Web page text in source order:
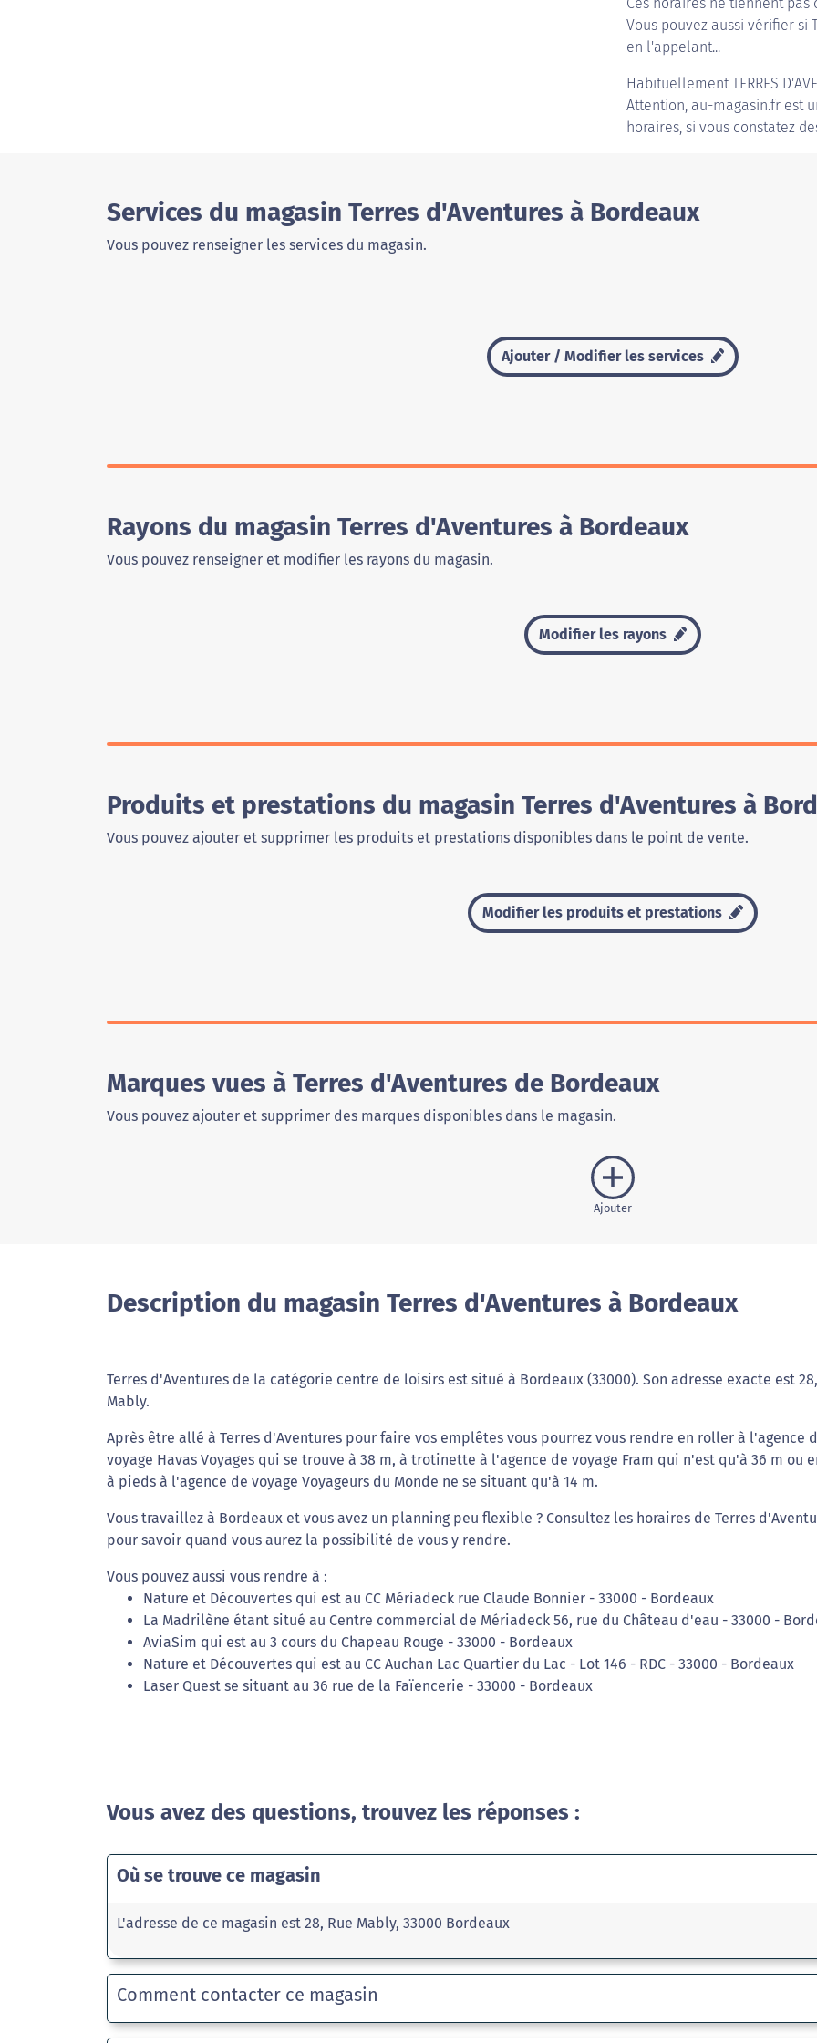
Vous pouvez aussi vérifier si
en l'appelant...
HabituellementTERRES
Attention, au-magasin.fr est
horaires, si vous constatez
Services du magasin Terres d'Aventures à Bordeaux
Vous pouvez renseigner les services du magasin.
Ajouter / Modifier les services
Rayons du magasin Terres d'Aventures à Bordeaux
Vous pouvez renseigner et modifier les rayons du magasin.
Modifier les rayons
Produits et prestations du magasin Terres d'Aventures à
Vous pouvez ajouter et supprimer les produits et prestations disponibles dans le point de vente.
Modifier les produits et prestations
Marques vues à Terres d'Aventures de Bordeaux
Vous pouvez ajouter et supprimer des marques disponibles dans le magasin.
Ajouter
Description du magasin Terres d'Aventures à Bordeaux
Terres d'Aventures de la catégorie centre de loisirs est situé à Bordeaux (33000). Son adresse exacte est
Mably.
Après être allé à Terres d'Aventures pour faire vos emplêtes vous pourrez vous rendre en roller à l'agence
voyage Havas Voyages qui se trouve à 38 m, à trotinette à l'agence de voyage Fram qui n'est qu'à 36 m ou
à pieds à l'agence de voyage Voyageurs du Monde ne se situant qu'à 14 m.
Vous travaillez à Bordeaux et vous avez un planning peu flexible ? Consultez les horaires de Terres
pour savoir quand vous aurez la possibilité de vous y rendre.
Vous pouvez aussi vous rendre à :
Nature et Découvertes qui est au CC Mériadeck rue Claude Bonnier - 33000 - Bordeaux
La Madrilène étant situé au Centre commercial de Mériadeck 56, rue du Château d'eau - 33000 -
AviaSim qui est au 3 cours du Chapeau Rouge - 33000 - Bordeaux
Nature et Découvertes qui est au CC Auchan Lac Quartier du Lac - Lot 146 - RDC - 33000 - Bordeaux
Laser Quest se situant au 36 rue de la Faïencerie - 33000 - Bordeaux
Vous avez des questions, trouvez les réponses :
Où se trouve ce magasin
L'adresse de ce magasin est 28, Rue Mably, 33000 Bordeaux
Comment contacter ce magasin